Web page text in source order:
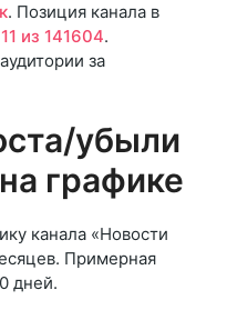
. Позиция канала в
11 из 141604.
за
убыли
графике
канала «Новости
Примерная
дней.